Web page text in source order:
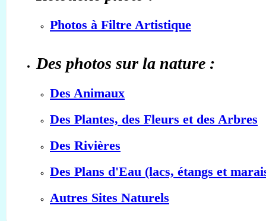
Photos à Filtre Artistique
Des photos sur la nature :
Des Animaux
Des Plantes, des Fleurs et des Arbres
Des Rivières
Des Plans d'Eau (lacs, étangs et
Autres Sites Naturels